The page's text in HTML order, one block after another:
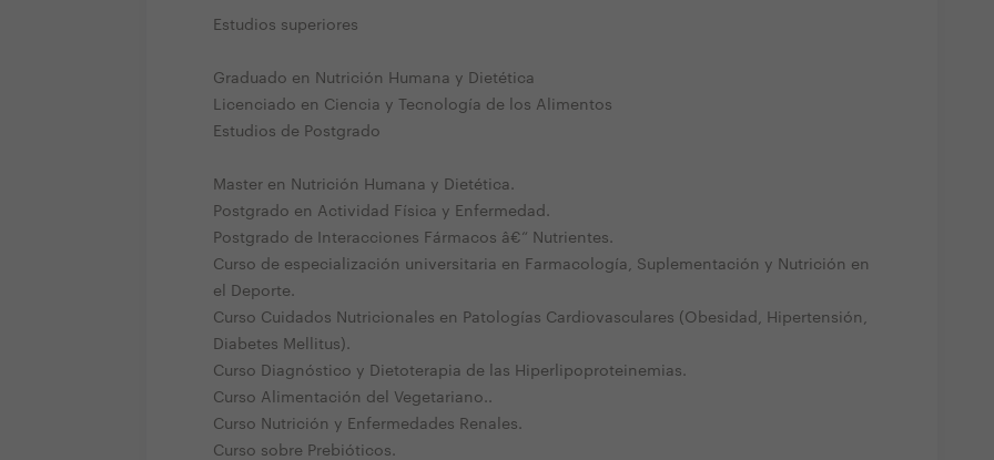
Estudios superiores
Graduado en Nutrición Humana y Dietética
Licenciado en Ciencia y Tecnología de los Alimentos
Estudios de Postgrado
Master en Nutrición Humana y Dietética.
Postgrado en Actividad Física y Enfermedad.
Postgrado de Interacciones Fármacos â€“ Nutrientes.
Curso de especialización universitaria en Farmacología, Suplementación y Nutrición en
el Deporte.
Curso Cuidados Nutricionales en Patologías Cardiovasculares (Obesidad, Hipertensión,
Diabetes Mellitus).
Curso Diagnóstico y Dietoterapia de las Hiperlipoproteinemias.
Curso Alimentación del Vegetariano..
Curso Nutrición y Enfermedades Renales.
Curso sobre Prebióticos.